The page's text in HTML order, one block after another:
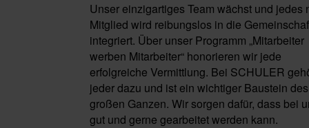
Unser einzigartiges Team wächst und jedes
Mitglied wird reibungslos in die
integriert. Über unser Programm „Mitarbeiter
werben Mitarbeiter“ honorieren wir jede
erfolgreiche Vermittlung. Bei SCHULER
jeder dazu und ist ein wichtiger Baustein des
großen Ganzen. Wir sorgen dafür, dass bei
gut und gerne gearbeitet werden kann.